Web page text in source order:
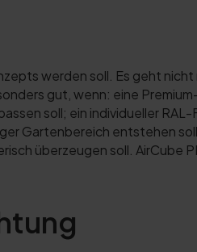
werden soll. Es geht
gut, wenn: eine
soll; ein individueller
Gartenbereich entstehen
überzeugen soll. AirCube